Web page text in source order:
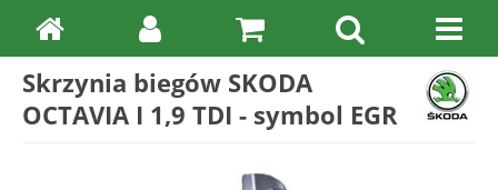
Skrzynia biegów SKODA
OCTAVIA I 1,9 TDI - symbol EGR